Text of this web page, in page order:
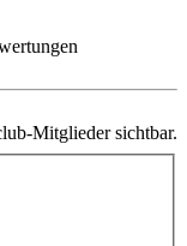
Mitglieder sichtbar.